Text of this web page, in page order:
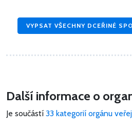
VYPSAT VŠECHNY DCEŘINÉ
Další informace o
Je součástí 33 kategorií orgánu